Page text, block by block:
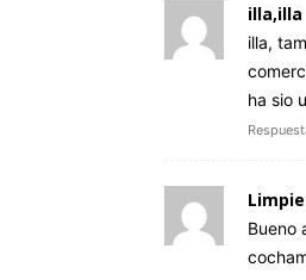
illa,illa
illa,
ha sio
Bueno